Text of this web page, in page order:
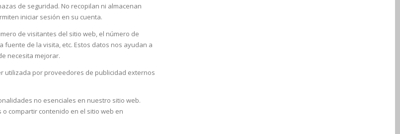
de seguridad. No recopilan ni almacenan
iniciar sesión en su cuenta.
de visitantes del sitio web, el número de
de la visita, etc. Estos datos nos ayudan a
necesita mejorar.
utilizada por proveedores de publicidad externos
no esenciales en nuestro sitio web.
compartir contenido en el sitio web en